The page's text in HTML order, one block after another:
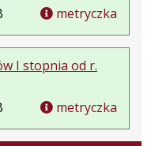
metryczka
I stopnia od r.
metryczka